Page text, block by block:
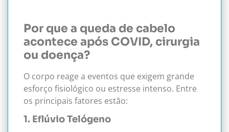
Por que a queda de cabelo
acontece após COVID, cirurgia
ou doença?
O corpo reage a eventos que exigem grande
esforço fisiológico ou estresse intenso. Entre
os principais fatores estão:
1. Eflúvio Telógeno